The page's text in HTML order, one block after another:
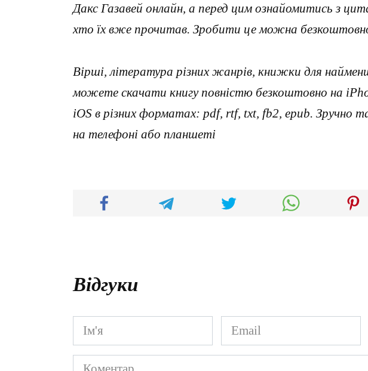
Дакс Газавей онлайн, а перед цим ознайомитись з
хто їх вже прочитав. Зробити це можна
Вірші, література різних жанрів, книжки для
можете скачати книгу повністю безкоштовно на
iOS в різних форматах: pdf, rtf, txt, fb2, epub. Зручно
на телефоні або планшеті
Відгуки
Ім'я
*
Email
*
Коментар